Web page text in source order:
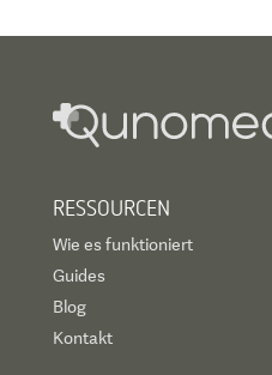
RESSOURCEN
Wie es funktioniert
Guides
Blog
Kontakt